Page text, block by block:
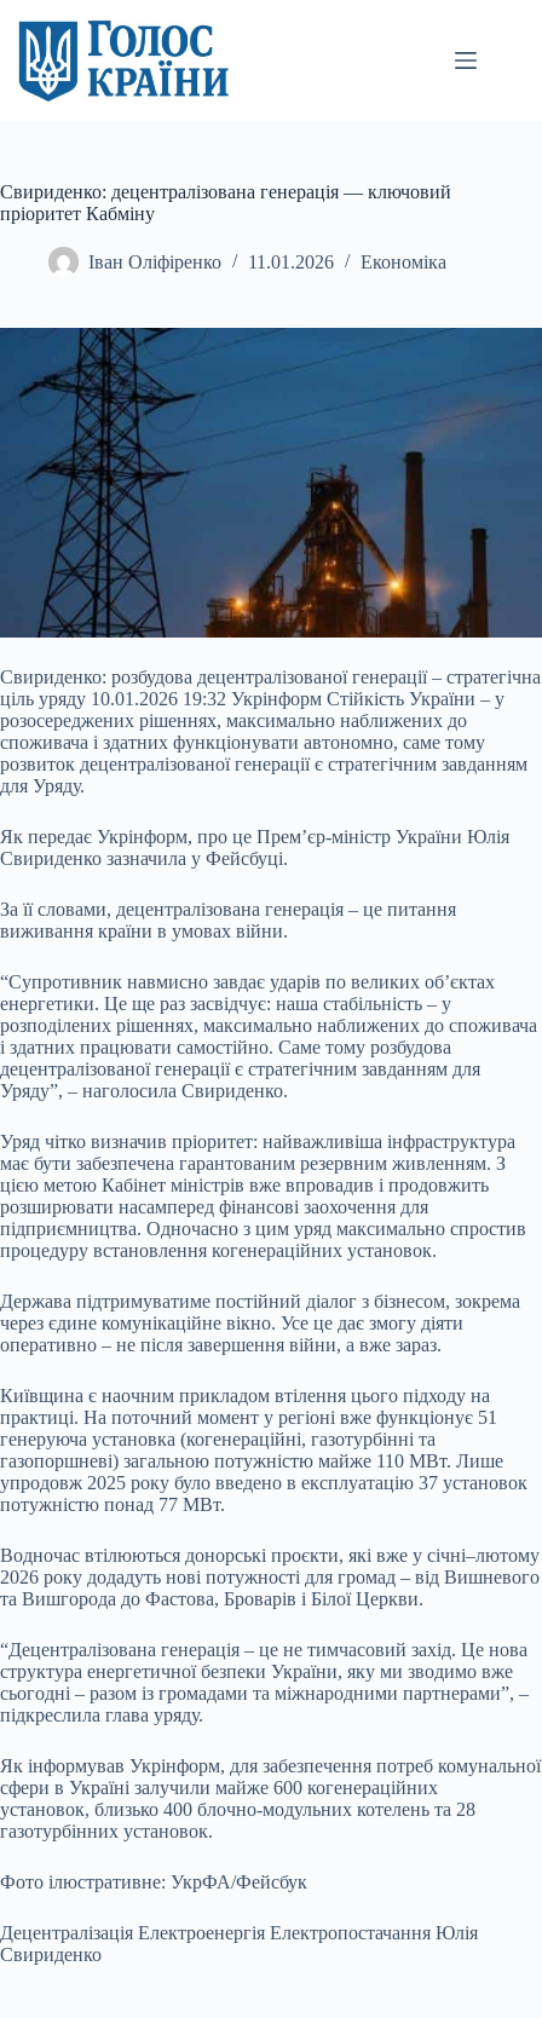
вмісту
Свириденко: децентралізована генерація — ключовий
пріоритет Кабміну
Іван Оліфіренко 11.01.2026 Економіка
Свириденко: розбудова децентралізованої генерації – стратегічна
ціль уряду 10.01.2026 19:32 Укрінформ Стійкість України – у
розосереджених рішеннях, максимально наближених до
споживача і здатних функціонувати автономно, саме тому
розвиток децентралізованої генерації є стратегічним завданням
для Уряду.
Як передає Укрінформ, про це Прем’єр-міністр України Юлія
Свириденко зазначила у Фейсбуці.
За її словами, децентралізована генерація – це питання
виживання країни в умовах війни.
“Супротивник навмисно завдає ударів по великих об’єктах
енергетики. Це ще раз засвідчує: наша стабільність – у
розподілених рішеннях, максимально наближених до споживача
і здатних працювати самостійно. Саме тому розбудова
децентралізованої генерації є стратегічним завданням для
Уряду”, – наголосила Свириденко.
Уряд чітко визначив пріоритет: найважливіша інфраструктура
має бути забезпечена гарантованим резервним живленням. З
цією метою Кабінет міністрів вже впровадив і продовжить
розширювати насамперед фінансові заохочення для
підприємництва. Одночасно з цим уряд максимально спростив
процедуру встановлення когенераційних установок.
Держава підтримуватиме постійний діалог з бізнесом, зокрема
через єдине комунікаційне вікно. Усе це дає змогу діяти
оперативно – не після завершення війни, а вже зараз.
Київщина є наочним прикладом втілення цього підходу на
практиці. На поточний момент у регіоні вже функціонує 51
генеруюча установка (когенераційні, газотурбінні та
газопоршневі) загальною потужністю майже 110 МВт. Лише
упродовж 2025 року було введено в експлуатацію 37 установок
потужністю понад 77 МВт.
Водночас втілюються донорські проєкти, які вже у січні–лютому
2026 року додадуть нові потужності для громад – від Вишневого
та Вишгорода до Фастова, Броварів і Білої Церкви.
“Децентралізована генерація – це не тимчасовий захід. Це нова
структура енергетичної безпеки України, яку ми зводимо вже
сьогодні – разом із громадами та міжнародними партнерами”, –
підкреслила глава уряду.
Як інформував Укрінформ, для забезпечення потреб комунальної
сфери в Україні залучили майже 600 когенераційних
установок, близько 400 блочно-модульних котелень та 28
газотурбінних установок.
Фото ілюстративне: УкрФА/Фейсбук
Децентралізація Електроенергія Електропостачання Юлія
Свириденко